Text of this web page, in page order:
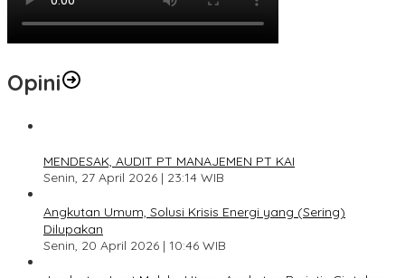
Opini
MENDESAK, AUDIT PT MANAJEMEN PT KAI
Senin, 27 April 2026 | 23:14 WIB
Angkutan Umum, Solusi Krisis Energi yang (Sering)
Dilupakan
Senin, 20 April 2026 | 10:46 WIB